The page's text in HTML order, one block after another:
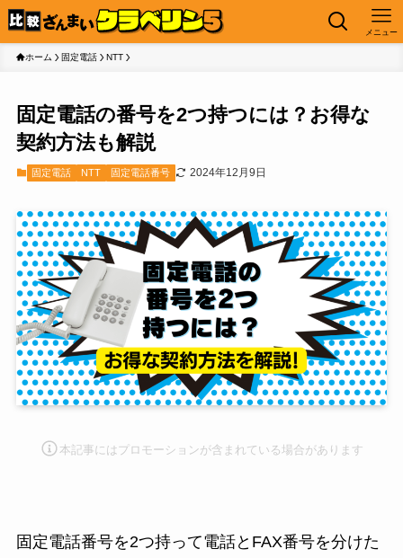
メニュー
ホーム 固定電話 NTT
固定電話の番号を2つ持つには？お得な
契約方法も解説
固定電話 NTT 固定電話番号 2024年12月9日
本記事にはプロモーションが含まれている場合があります
固定電話番号を2つ持って電話とFAX番号を分けた